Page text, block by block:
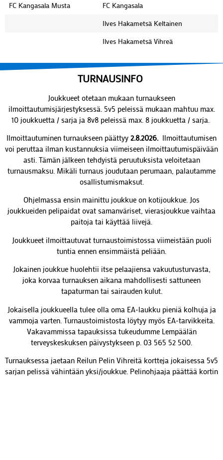
FC Kangasala Musta
FC Kangasala
Ilves Hakametsä Keltainen
Ilves Hakametsä Vihreä
TURNAUSINFO
Joukkueet otetaan mukaan turnaukseen
ilmoittautumisjärjestyksessä. 5v5 peleissä mukaan mahtuu max.
10 joukkuetta / sarja ja 8v8 peleissä max. 8 joukkuetta / sarja.
Ilmoittautuminen turnaukseen päättyy 2.8.2026. Ilmoittautumisen
voi peruttaa ilman kustannuksia viimeiseen ilmoittautumispäivään
asti. Tämän jälkeen tehdyistä peruutuksista veloitetaan
turnausmaksu. Mikäli turnaus joudutaan perumaan, palautamme
osallistumismaksut.
Ohjelmassa ensin mainittu joukkue on kotijoukkue. Jos
joukkueiden pelipaidat ovat samanväriset, vierasjoukkue vaihtaa
paitoja tai käyttää liivejä.
Joukkueet ilmoittautuvat turnaustoimistossa viimeistään puoli
tuntia ennen ensimmäistä peliään.
Jokainen joukkue huolehtii itse pelaajiensa vakuutusturvasta,
joka korvaa turnauksen aikana mahdollisesti sattuneen
tapaturman tai sairauden kulut.
Jokaisella joukkueella tulee olla oma EA-laukku pieniä kolhuja ja
vammoja varten. Turnaustoimistosta löytyy myös EA-tarvikkeita.
Vakavammissa tapauksissa tukeudumme Lempäälän
terveyskeskuksen päivystykseen p. 03 565 52 500.
Turnauksessa jaetaan Reilun Pelin Vihreitä kortteja jokaisessa 5v5
sarjan pelissä vähintään yksi/joukkue. Pelinohjaaja päättää kortin